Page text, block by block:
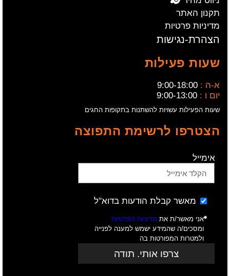
תקנון האתר
מדיניות פרטיות
הצהרת-נגישות
שעות פעילות
א-ה : 9:00-18:00
יום ו : 9:00-13:00
שעות הפעילות עשויות להשתנות בתקופות החגים
הצטרפו לרשימת התפוצה
אימייל
מאשר קבלת הודעות בדוא"ל
אני מאשר/ת את מדיניות הפרטיות
ומסכים/ה שהמידע ישמש למענה לפנייה
ולמטרות המפורטות בה
צרפו אותי. תודה